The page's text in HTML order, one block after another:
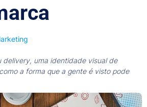
delivery, uma identidade visual de
a forma que a gente é visto pode